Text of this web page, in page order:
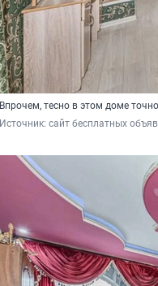
Впрочем, тесно в этом доме
Источник: сайт бесплатных